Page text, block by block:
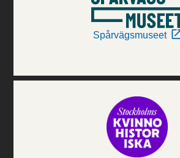
Spårvägsmuseet